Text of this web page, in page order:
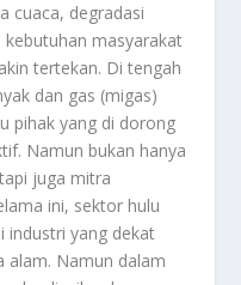
cuaca, degradasi
kebutuhan masyarakat
tertekan. Di tengah
dan gas (migas)
pihak yang di dorong
Namun bukan hanya
juga mitra
ini, sektor hulu
industri yang dekat
alam. Namun dalam